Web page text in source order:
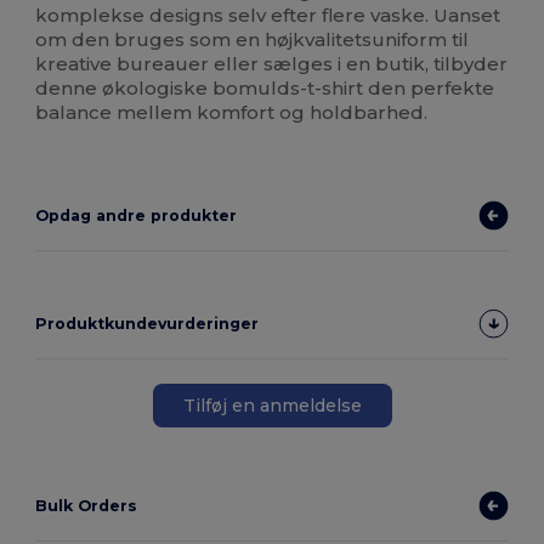
komplekse designs selv efter flere vaske. Uanset
om den bruges som en højkvalitetsuniform til
kreative bureauer eller sælges i en butik, tilbyder
denne økologiske bomulds-t-shirt den perfekte
balance mellem komfort og holdbarhed.
Opdag andre produkter
Produktkundevurderinger
Tilføj en anmeldelse
Bulk Orders